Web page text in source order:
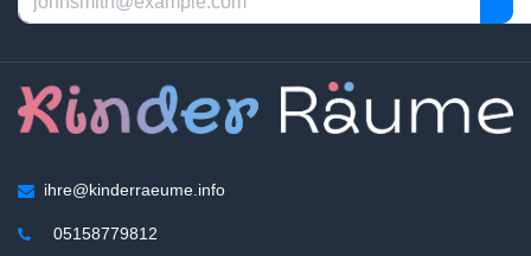
ihre@kinderraeume.info
05158779812